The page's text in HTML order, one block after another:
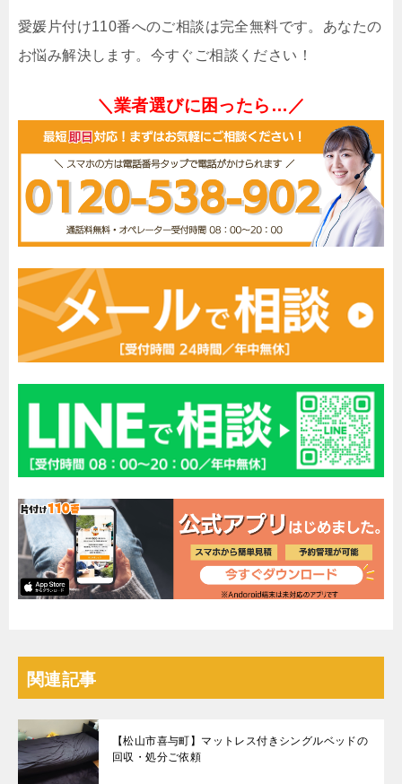
愛媛片付け110番へのご相談は完全無料です。あなたの
お悩み解決します。今すぐご相談ください！
＼業者選びに困ったら…／
関連記事
【松山市喜与町】マットレス付きシングルベッドの
回収・処分ご依頼